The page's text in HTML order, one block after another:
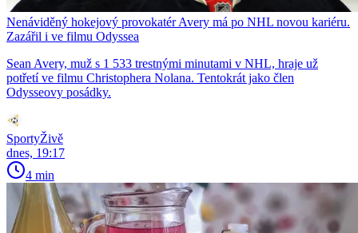
Nenáviděný hokejový provokatér Avery má po NHL novou kariéru.
Zazářil i ve filmu Odyssea
Sean Avery, muž s 1 533 trestnými minutami v NHL, hraje už
potřetí ve filmu Christophera Nolana. Tentokrát jako člen
Odysseovy posádky.
SportyŽivě
dnes, 19:17
4 min